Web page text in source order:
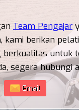
Team Pengajar
kami berikan
berkualitas untuk
segera hubungi
Email